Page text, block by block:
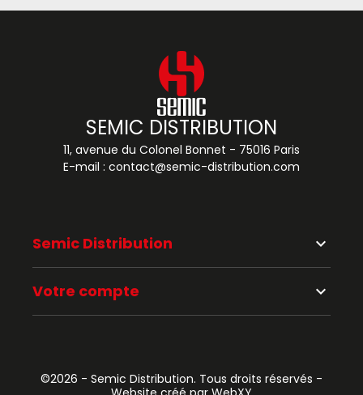
Semic Distribution keyboard_arrow_down
Votre compte keyboard_arrow_down
SEMIC DISTRIBUTION
11, avenue du Colonel Bonnet - 75016 Paris
E-mail : contact@semic-distribution.com
©2026 - Semic Distribution. Tous droits réservés -